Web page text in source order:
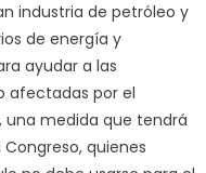
industria de petróleo y
de energía y
ayudar a las
afectadas por el
una medida que tendrá
quienes